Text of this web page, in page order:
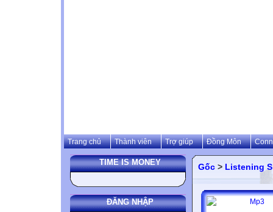
Trang chủ Thành viên Trợ giúp Đồng Môn
TIME IS MONEY
ĐĂNG NHẬP
Gốc > Listening